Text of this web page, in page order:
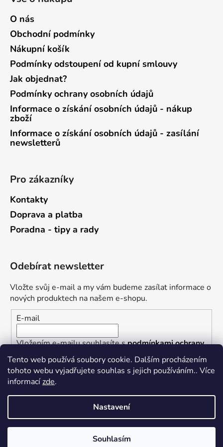
Tento web používá soubory cookie. Dalším procházením
tohoto webu vyjadřujete souhlas s jejich používáním.. Více
informacízde.
Nastavení
Souhlasím
O nás
Obchodní podmínky
Nákupní košík
Podmínky odstoupení od kupní smlouvy
Jak objednat?
Podmínky ochrany osobních údajů
Informace o získání osobních údajů - nákup
zboží
Informace o získání osobních údajů - zasílání
newsletterů
Pro zákazníky
Kontakty
Doprava a platba
Poradna - tipy a rady
Odebírat newsletter
Vložte svůj e-mail a my vám budeme zasílat informace o
nových produktech na našem e-shopu.
E-mail
Vložením e-mailu souhlasíte spodmínkami ochrany
osobních údajů
PŘIHLÁSIT SE
Vytvořil Shoptet
Železářství U Rotta